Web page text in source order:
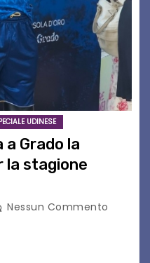
UDINESE
a Grado la
la stagione
Nessun Commento